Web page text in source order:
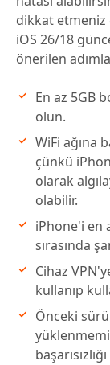
dikkat etmeniz
iOS 26/18
önerilen
En az 5GB
olun.
WiFi ağına
çünkü
olarak
olabilir.
iPhone'i en
sırasında
Cihaz
kullanıp
Önceki